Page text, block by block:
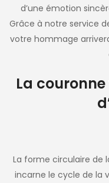
d’une émotion
Grâce à notre service
votre hommage
La
La forme circulaire de
incarne le cycle de la